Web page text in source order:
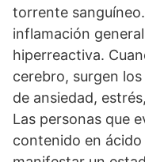
torrente
inflamación
hiperreactiva.
cerebro, surgen
de ansiedad,
Las personas que
contenido en